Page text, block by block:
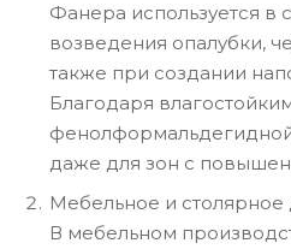
Фанера используется в
возведения опалубки,
также при создании
Благодаря
даже для зон с
Мебельное и столярное
В мебельном